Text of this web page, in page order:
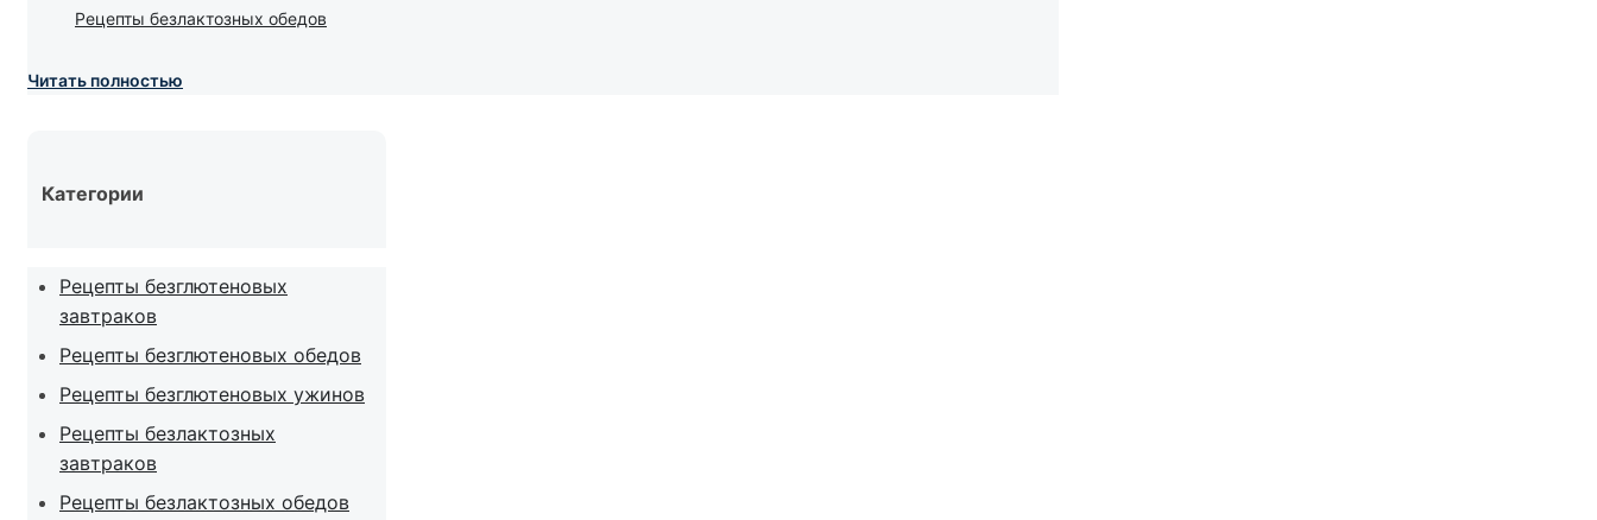
Рецепты безлактозных обедов
Читать полностью
Категории
Рецепты безглютеновых
завтраков
Рецепты безглютеновых обедов
Рецепты безглютеновых ужинов
Рецепты безлактозных
завтраков
Рецепты безлактозных обедов